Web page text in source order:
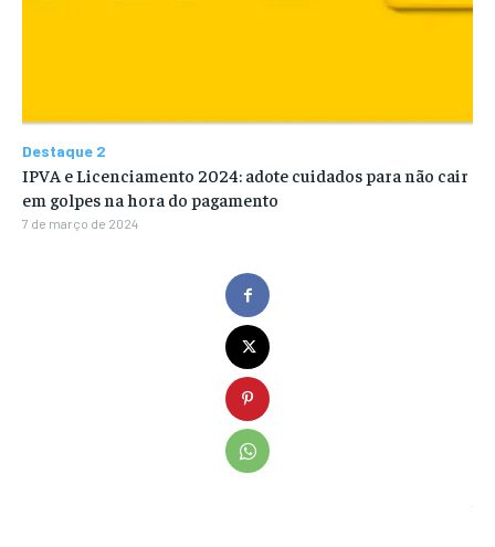
Destaque 2
IPVA e Licenciamento 2024: adote cuidados para não cair
em golpes na hora do pagamento
7 de março de 2024